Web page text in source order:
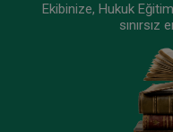
Ekibinize, Hukuk
sınırsız